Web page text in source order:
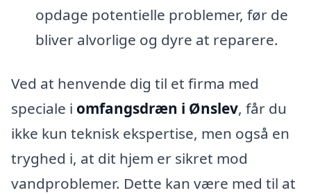
opdage potentielle problemer, før de
bliver alvorlige og dyre at reparere.
Ved at henvende dig til et firma med
speciale i omfangsdræn i Ønslev, får du
ikke kun teknisk ekspertise, men også en
tryghed i, at dit hjem er sikret mod
vandproblemer. Dette kan være med til at